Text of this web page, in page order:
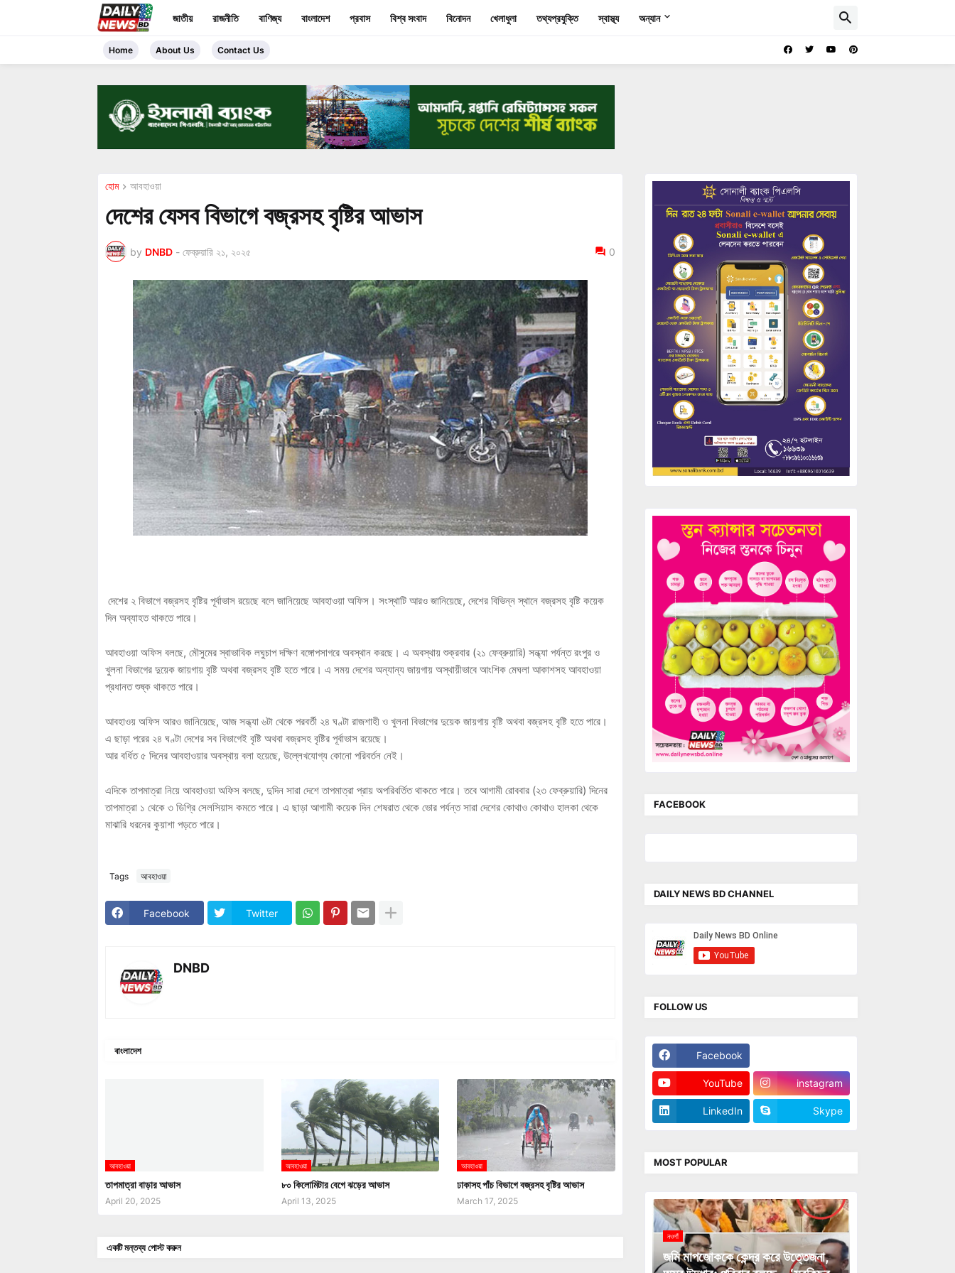
জাতীয় রাজনীতি বাণিজ্য বাংলাদেশ প্রবাস বিশ্ব সংবাদ বিনোদন খেলাধুলা তথ্যপ্রযুক্তি স্বাস্থ্য অন্যান
Home About Us Contact Us
হোম আবহাওয়া
দেশের যেসব বিভাগে বজ্রসহ বৃষ্টির আভাস
by DNBD - ফেব্রুয়ারি ২১, ২০২৫ 0
দেশের ২ বিভাগে বজ্রসহ বৃষ্টির পূর্বাভাস রয়েছে বলে জানিয়েছে আবহাওয়া অফিস। সংস্থাটি আরও জানিয়েছে, দেশের বিভিন্ন স্থানে বজ্রসহ বৃষ্টি কয়েক
দিন অব্যাহত থাকতে পারে।
আবহাওয়া অফিস বলছে, মৌসুমের স্বাভাবিক লঘুচাপ দক্ষিণ বঙ্গোপসাগরে অবস্থান করছে। এ অবস্থায় শুক্রবার (২১ ফেব্রুয়ারি) সন্ধ্যা পর্যন্ত রংপুর ও
খুলনা বিভাগের দুয়েক জায়গায় বৃষ্টি অথবা বজ্রসহ বৃষ্টি হতে পারে। এ সময় দেশের অন্যান্য জায়গায় অস্থায়ীভাবে আংশিক মেঘলা আকাশসহ আবহাওয়া
প্রধানত শুষ্ক থাকতে পারে।
আবহাওয় অফিস আরও জানিয়েছে, আজ সন্ধ্যা ৬টা থেকে পরবর্তী ২৪ ঘণ্টা রাজশাহী ও খুলনা বিভাগের দুয়েক জায়গায় বৃষ্টি অথবা বজ্রসহ বৃষ্টি হতে পারে।
এ ছাড়া পরের ২৪ ঘণ্টা দেশের সব বিভাগেই বৃষ্টি অথবা বজ্রসহ বৃষ্টির পূর্বাভাস রয়েছে।
আর বর্ধিত ৫ দিনের আবহাওয়ার অবস্থায় বলা হয়েছে, উল্লেখযোগ্য কোনো পরিবর্তন নেই।
এদিকে তাপমাত্রা নিয়ে আবহাওয়া অফিস বলছে, দুদিন সারা দেশে তাপমাত্রা প্রায় অপরিবর্তিত থাকতে পারে। তবে আগামী রোববার (২৩ ফেব্রুয়ারি) দিনের
তাপমাত্রা ১ থেকে ৩ ডিগ্রি সেলসিয়াস কমতে পারে। এ ছাড়া আগামী কয়েক দিন শেষরাত থেকে ভোর পর্যন্ত সারা দেশের কোথাও কোথাও হালকা থেকে
মাঝারি ধরনের কুয়াশা পড়তে পারে।
Tags আবহাওয়া
Facebook Twitter
DNBD
বাংলাদেশ
আবহাওয়া
তাপমাত্রা বাড়ার আভাস
April 20, 2025
আবহাওয়া
৮০ কিলোমিটার বেগে ঝড়ের আভাস
April 13, 2025
আবহাওয়া
ঢাকাসহ পাঁচ বিভাগে বজ্রসহ বৃষ্টির আভাস
March 17, 2025
একটি মন্তব্য পোস্ট করুন
FACEBOOK
DAILY NEWS BD CHANNEL
FOLLOW US
Facebook
YouTube instagram
LinkedIn Skype
MOST POPULAR
নওগাঁ
জমি মাপজোককে কেন্দ্র করে উত্তেজনা,